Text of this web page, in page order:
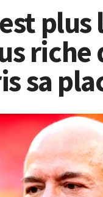
riche
sa